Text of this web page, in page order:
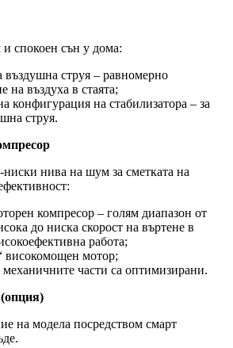
спокоен сън у дома:
въздушна струя – равномерно
на въздуха в стаята;
конфигурация на стабилизатора – за
струя.
ниски нива на шум за сметката на
компресор – голям диапазон от
до ниска скорост на въртене в
работа;
високомощен мотор;
механичните части са оптимизирани.
на модела посредством смарт